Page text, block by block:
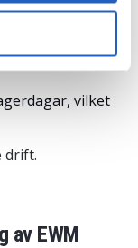
på
vilket
drift.
av EWM